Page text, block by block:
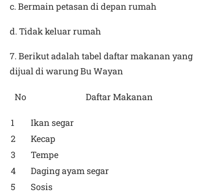
c. Bermain petasan di depan rumah
d. Tidak keluar rumah
7. Berikut adalah tabel daftar makanan yang
dijual di warung Bu Wayan
No Daftar Makanan
1
Ikan segar
2
Kecap
3
Tempe
4
Daging ayam segar
5
Sosis